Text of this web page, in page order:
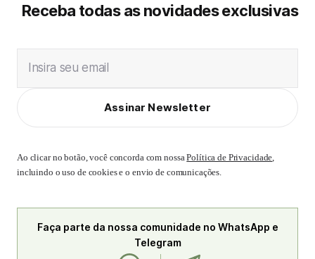
Receba todas as novidades exclusivas
Insira seu email
Assinar Newsletter
Ao clicar no botão, você concorda com nossaPolítica de Privacidade,
incluindo o uso de cookies e o envio de comunicações.
Faça parte da nossa comunidade no WhatsApp e
Telegram